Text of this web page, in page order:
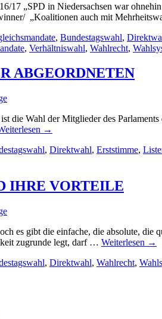
17 „SPD in Niedersachsen war
„Koalitionen auch mit
, Bundestagswahl,
, Verhältniswahl, Wahlrecht,
ABGEORDNETEN
die Wahl der Mitglieder des
→
, Direktwahl, Erststimme,
IHRE VORTEILE
es gibt die einfache, die absolute,
zugrunde legt, darf … Weiterlesen →
, Direktwahl, Wahlrecht,